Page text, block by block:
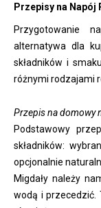
Przepisy na Napój
Przygotowanie
alternatywa dla
składników i
różnymi rodzajami
Przepis na domowy
Podstawowy
składników:
opcjonalnie
Migdały należy
wodą i przecedzić.